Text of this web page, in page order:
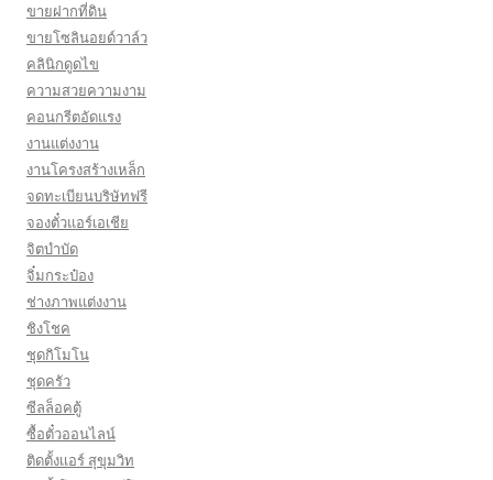
ขายฝากที่ดิน
ขายโซลินอยด์วาล์ว
คลินิกดูดไข
ความสวยความงาม
คอนกรีตอัดแรง
งานแต่งงาน
งานโครงสร้างเหล็ก
จดทะเบียนบริษัทฟรี
จองตั๋วแอร์เอเชีย
จิตบำบัด
จิ๋มกระป๋อง
ช่างภาพแต่งงาน
ชิงโชค
ชุดกิโมโน
ชุดครัว
ซีลล็อคตู้
ซื้อตั๋วออนไลน์
ติดตั้งเเอร์ สุขุมวิท